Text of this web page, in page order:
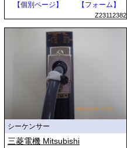
【個別ページ】
【フォーム】
Z23112382
シーケンサー
三菱電機 Mitsubishi